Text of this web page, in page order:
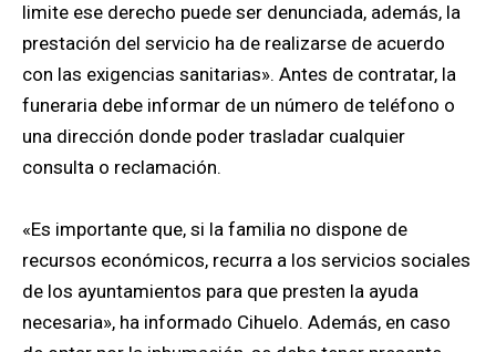
limite ese derecho puede ser denunciada, además, la
prestación del servicio ha de realizarse de acuerdo
con las exigencias sanitarias». Antes de contratar, la
funeraria debe informar de un número de teléfono o
una dirección donde poder trasladar cualquier
consulta o reclamación.
«Es importante que, si la familia no dispone de
recursos económicos, recurra a los servicios sociales
de los ayuntamientos para que presten la ayuda
necesaria», ha informado Cihuelo. Además, en caso